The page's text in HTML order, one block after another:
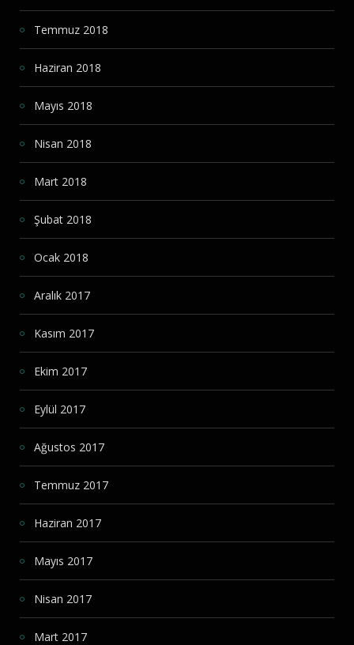
Temmuz 2018
Haziran 2018
Mayıs 2018
Nisan 2018
Mart 2018
Şubat 2018
Ocak 2018
Aralık 2017
Kasım 2017
Ekim 2017
Eylül 2017
Ağustos 2017
Temmuz 2017
Haziran 2017
Mayıs 2017
Nisan 2017
Mart 2017